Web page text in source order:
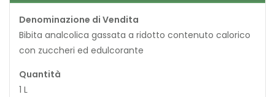
Denominazione di Vendita
Bibita analcolica gassata a ridotto contenuto calorico
con zuccheri ed edulcorante
Quantità
1 L